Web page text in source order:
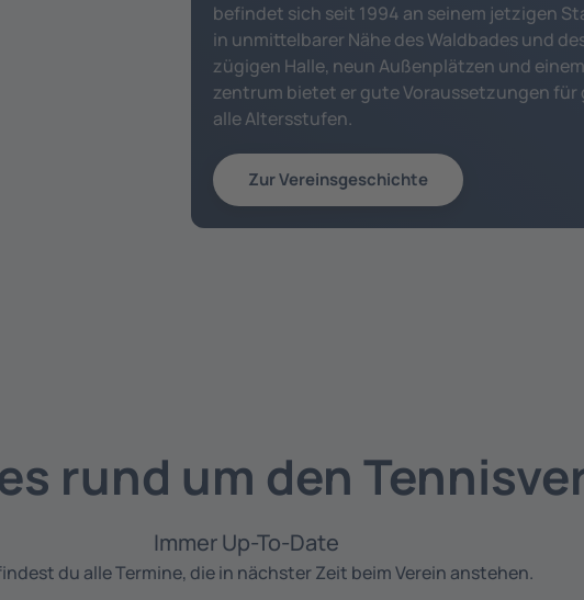
befindet sich seit 1994 an seinem jetzigen
in unmittelbarer Nähe des Waldbades und
zügigen Halle, neun Außenplätzen und
zentrum bietet er gute Voraussetzungen
alle Altersstufen.
Zur Vereinsgeschichte
rund um den
Immer Up-To-Date
du alle Termine, die in nächster Zeit beim Verein anstehen.